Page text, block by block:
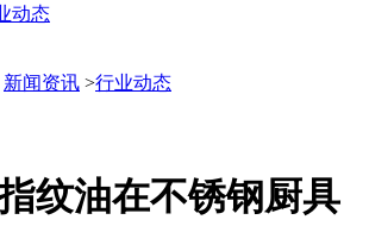
动态
新闻资讯 >行业动态
纹油在不锈钢厨具